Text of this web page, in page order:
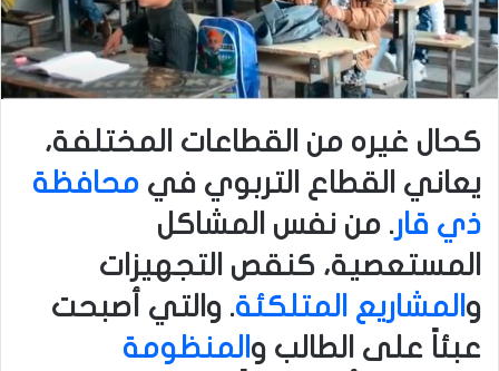
كحال غيره من القطاعات المختلفة،
يعاني القطاع التربوي في محافظة
ذي قار. من نفس المشاكل
المستعصية، كنقص التجهيزات
و المشاريع المتلكئة. والتي أصبحت
عبئاً على الطالب و المنظومة